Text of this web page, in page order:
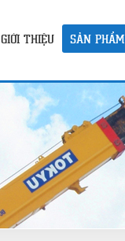
GIỚI THIỆU SẢN PHẨM